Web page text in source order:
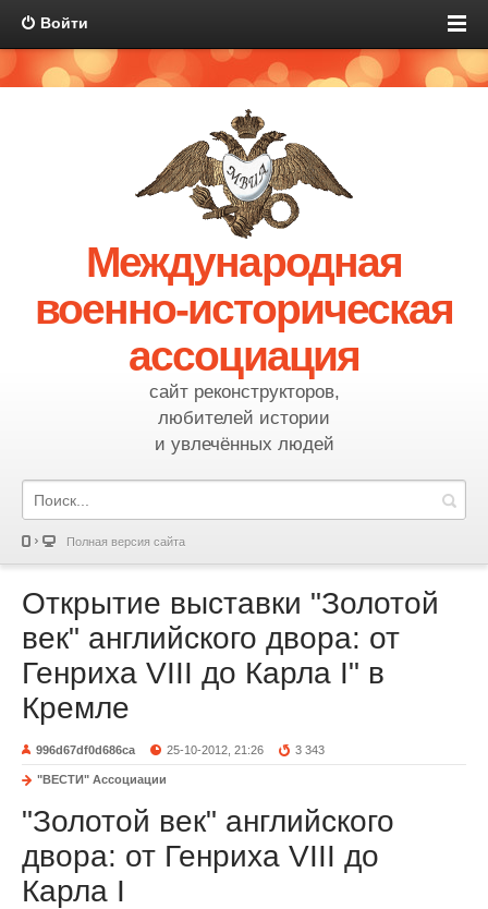
Войти
Международная
военно-историческая
ассоциация
сайт реконструкторов,
любителей истории
и увлечённых людей
Полная версия сайта
Открытие выставки "Золотой
век" английского двора: от
Генриха VIII до Карла I" в
Кремле
996d67df0d686ca 25-10-2012, 21:26 3 343
"ВЕСТИ" Ассоциации
"Золотой век" английского
двора: от Генриха VIII до
Карла I